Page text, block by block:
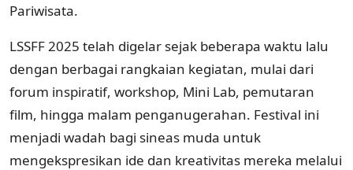
Pariwisata.
LSSFF 2025 telah digelar sejak beberapa waktu lalu
dengan berbagai rangkaian kegiatan, mulai dari
forum inspiratif, workshop, Mini Lab, pemutaran
film, hingga malam penganugerahan. Festival ini
menjadi wadah bagi sineas muda untuk
mengekspresikan ide dan kreativitas mereka melalui